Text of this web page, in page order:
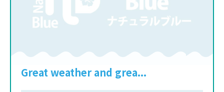
Great weather and grea...